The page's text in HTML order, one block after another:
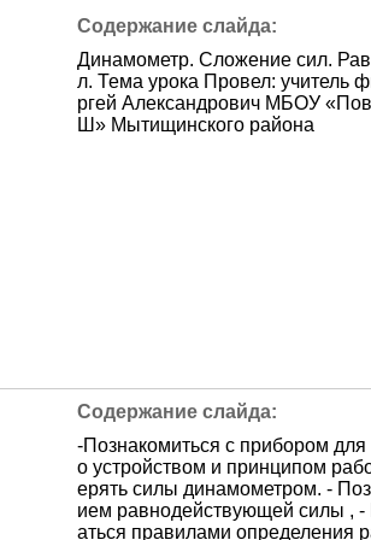
Динамометр. Сложение сил.
л. Тема урока Провел: учитель
ргей Александрович МБОУ
Ш» Мытищинского района
-Познакомиться с прибором
о устройством и принципом
ерять силы динамометром. -
ием равнодействующей силы , -
аться правилами определения